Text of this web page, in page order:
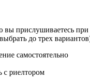
прислушиваетесь при
до трех
самостоятельно
с риелтором